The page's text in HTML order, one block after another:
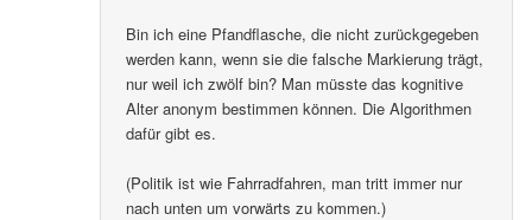
Bin ich eine Pfandflasche, die nicht zurückgegeben
werden kann, wenn sie die falsche Markierung trägt,
nur weil ich zwölf bin? Man müsste das kognitive
Alter anonym bestimmen können. Die Algorithmen
dafür gibt es.
(Politik ist wie Fahrradfahren, man tritt immer nur
nach unten um vorwärts zu kommen.)